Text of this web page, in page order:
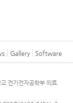
Gallery Software
전기전자공학부 의료